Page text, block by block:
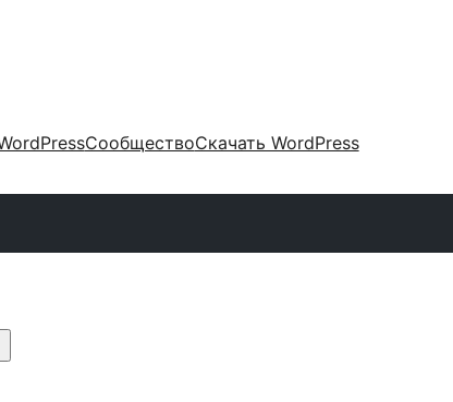
СообществоСкачать WordPress